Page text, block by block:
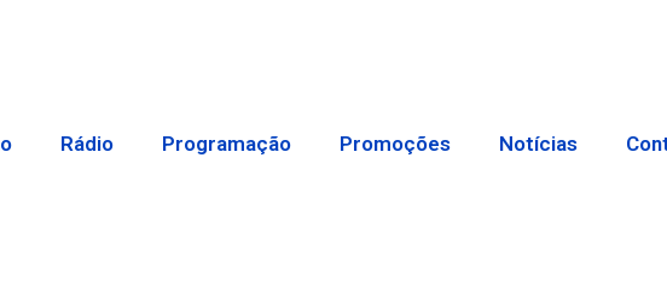
Rádio Programação Promoções Notícias